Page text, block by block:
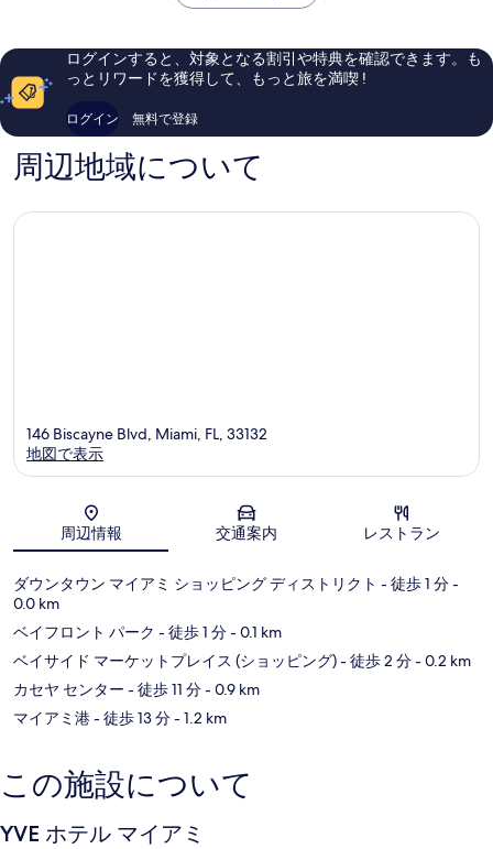
ン
リ
ッ
ト
タ
ン
ミ
5,472
件
件
の
口
コ
ウ
ン
ミ
1,357
ログインすると、対象となる割引や特典を確認できます。も
っとリワードを獲得して、もっと旅を満喫 !
ログイン 無料で登録
周辺地域について
地図
146 Biscayne Blvd, Miami, FL, 33132
地図で表示
周辺情報 交通案内 レストラン
ダウンタウン マイアミ ショッピング ディストリクト - 徒歩 1 分-
0.0 km
ベイフロント パーク - 徒歩 1 分- 0.1 km
ベイサイド マーケットプレイス (ショッピング)- 徒歩 2 分- 0.2 km
カセヤ センター - 徒歩 11 分- 0.9 km
マイアミ港- 徒歩 13 分- 1.2 km
この施設について
YVE ホテル マイアミ